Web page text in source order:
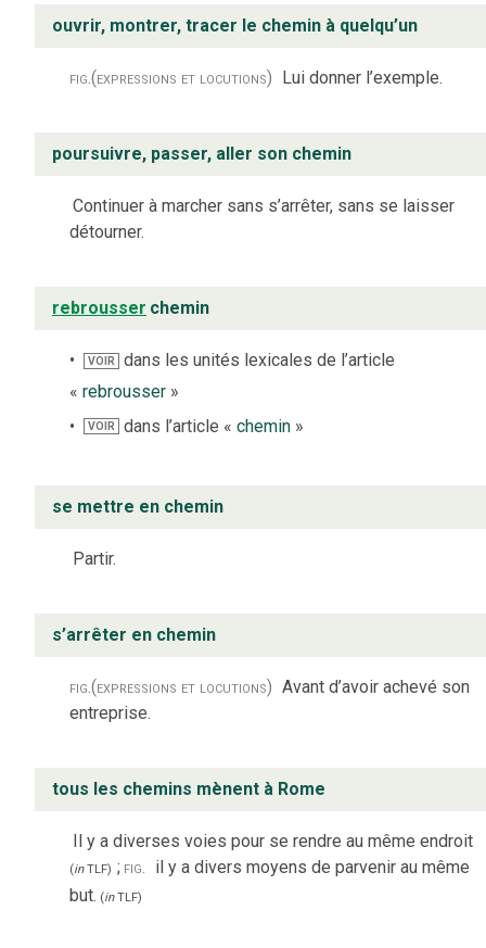
ouvrir, montrer, tracer le chemin à quelqu’un
fig.(expressions et locutions) Lui donner l’exemple.
poursuivre, passer, aller son chemin
Continuer à marcher sans s’arrêter, sans se laisser
détourner.
rebrousser chemin
VOIR
dans les unités lexicales de l’article
« rebrousser »
VOIR dans l’article «chemin »
se mettre en chemin
Partir.
s’arrêter en chemin
fig. (expressions et locutions) Avant d’avoir achevé son
entreprise.
tous les chemins mènent à Rome
Il y a diverses voies pour se rendre au même endroit
(inTLF) ; fig.
il y a divers moyens de parvenir au même
but. (inTLF)